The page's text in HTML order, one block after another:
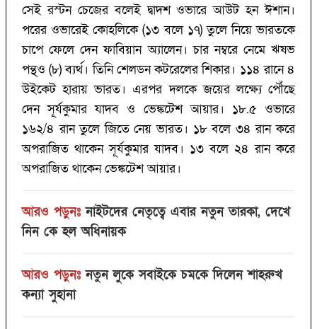
সেই রস্টন চেজের বলেই দ্বাদশ ওভারে আউট হন ঈশান।
পরের ওভারেই কোহলিকে (‌১৩ বলে ১৭)‌ তুলে নিয়ে ভারতকে
চাপে ফেলে দেন ফাবিয়ান অ্যালেন। চার নম্বরে নেমে ঋষভ
পন্থও (‌৮)‌ ব্যর্থ। তিনি শেলডন কটরেলের শিকার। ১১৪ রানে ৪
উইকেট হারায় ভারত। এরপর দলকে জয়ের লক্ষ্যে পৌঁছে
দেন সূর্যকুমার যাদব ও ভেঙ্কটেশ আয়ার। ১৮.‌৫ ওভারে
১৬২/‌৪ রান তুলে জিতে নেয় ভারত। ১৮ বলে ৩৪ রান করে
অপরাজিত থাকেন সূর্যকুমার যাদব। ১৩ বলে ২৪ রান করে
অপরাজিত থাকেন ভেঙ্কটেশ আয়ার।
আরও পড়ুনঃ নাইটদের নেতৃত্বে এবার নতুন তারকা, দেখে
নিন কে হল অধিনায়ক
আরও পড়ুনঃ নতুন লুকে সবাইকে চমকে দিলেন শাহরুখ
কন্যা সুহানা